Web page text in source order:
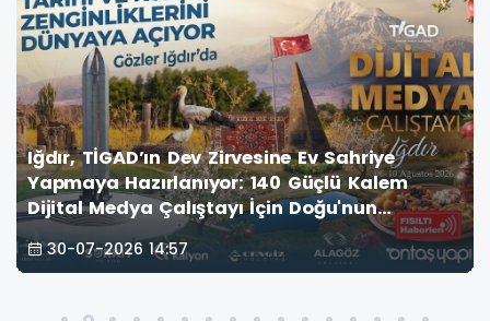
Iğdır, TİGAD’ın Dev Zirvesine Ev Sahriye
Yapmaya Hazırlanıyor: 140 Güçlü Kalem
Dijital Medya Çalıştayı İçin Doğu'nun
Kapısında!
30-07-2026 14:57